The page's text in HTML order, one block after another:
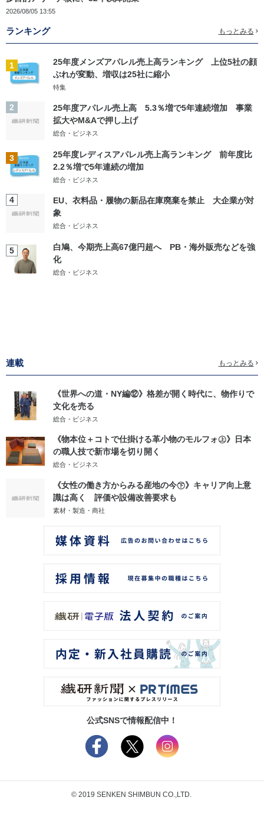
2026/08/05 13:55
ランキング もっとみる
1
25年度メンズアパレル売上高ランキング 上位5社の顔
ぶれが変動、増収は25社に縮小
特集
2
25年度アパレル売上高 5.3％増で5年連続増加 事業
拡大やM&Aで押し上げ
総合・ビジネス
3
25年度レディスアパレル売上高ランキング 前年度比
2.2％増で5年連続の増加
総合・ビジネス
4
EU、衣料品・履物の新品在庫廃棄を禁止 大企業が対
象
総合・ビジネス
5
白鳩、今期売上高67億円超へ PB・海外販売などを強
化
総合・ビジネス
連載 もっとみる
《世界への道・NY編⑫》格差が開く時代に、物作りで
文化を売る
総合・ビジネス
《物本位＋コトで仕掛ける革小物のモルフォ㊤》日本
の職人技で新市場を切り開く
総合・ビジネス
《女性の働き方からみる産地の今㊦》キャリア向上意
識は高く 評価や設備改善要求も
素材・製造・商社
公式SNSで情報配信中！
© 2019 SENKEN SHIMBUN CO.,LTD.